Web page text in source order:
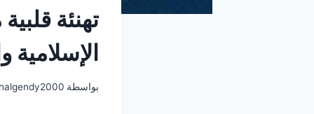
تهنئة
بواسطة halgendy2000